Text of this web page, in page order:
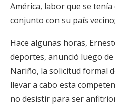
América, labor que se
conjunto con su país
Hace algunas horas,
deportes, anunció luego
Nariño, la solicitud formal
llevar a cabo esta
no desistir para ser